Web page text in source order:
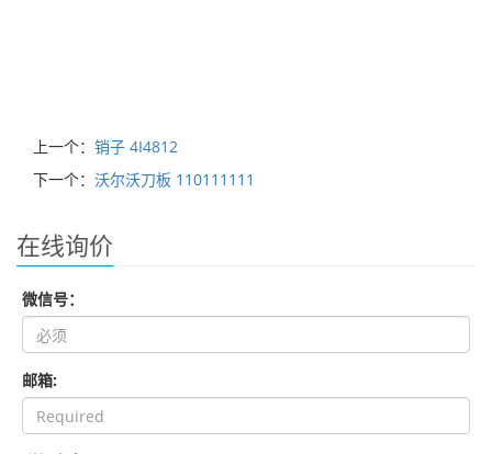
上一个： 销子 4I4812
下一个： 沃尔沃刀板 110111111
在线询价
微信号：
邮箱: